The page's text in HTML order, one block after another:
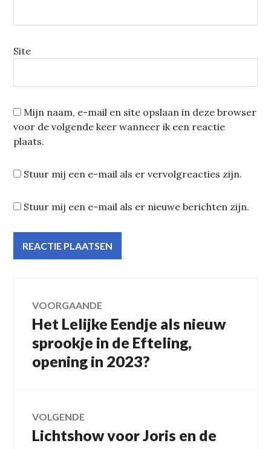
Site
Mijn naam, e-mail en site opslaan in deze browser
voor de volgende keer wanneer ik een reactie
plaats.
Stuur mij een e-mail als er vervolgreacties zijn.
Stuur mij een e-mail als er nieuwe berichten zijn.
Bericht
navigatie
VOORGAANDE
Vorig
Het Lelijke Eendje als nieuw
sprookje in de Efteling,
opening in 2023?
VOLGENDE
Volgend
Lichtshow voor Joris en de